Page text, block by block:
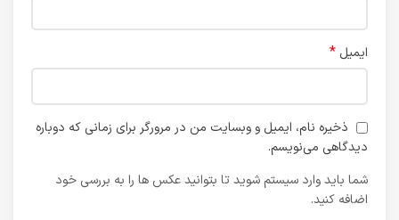
ایمیل *
ذخیره نام، ایمیل و وبسایت من در مرورگر برای زمانی که دوباره
دیدگاهی می‌نویسم.
شما باید وارد سیستم شوید تا بتوانید عکس ها را به بررسی خود
اضافه کنید.